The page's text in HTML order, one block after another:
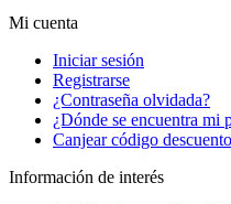
Mi cuenta
Iniciar sesión
Registrarse
¿Contraseña olvidada?
¿Dónde se encuentra mi
Canjear código descuento
Información de interés